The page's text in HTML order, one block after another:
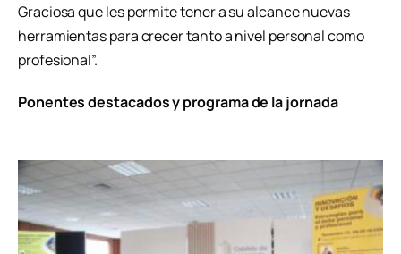
Graciosa que les permite tener a su alcance nuevas
herramientas para crecer tanto a nivel personal como
profesional”.
Ponentes destacados y programa de la jornada